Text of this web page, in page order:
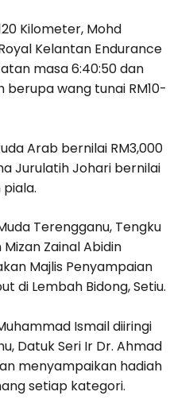
Kilometer, Mohd
Kelantan Endurance
masa 6:40:50 dan
wang tunai RM10-
Arab bernilai RM3,000
Jurulatih Johari bernilai
Terengganu, Tengku
Zainal Abidin
Majlis Penyampaian
di Lembah Bidong, Setiu.
Ismail diiringi
Datuk Seri Ir Dr. Ahmad
menyampaikan hadiah
setiap kategori.